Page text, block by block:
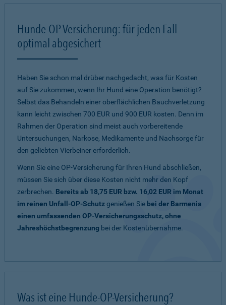
Hunde-OP-Versicherung: für jeden Fall
optimal abgesichert
Haben Sie schon mal drüber nachgedacht, was für Kosten
auf Sie zukommen, wenn Ihr Hund eine Operation benötigt?
Selbst das Behandeln einer oberflächlichen Bauchverletzung
kann leicht zwischen 700 EUR und 900 EUR kosten. Denn im
Rahmen der Operation sind meist auch vorbereitende
Untersuchungen, Narkose, Medikamente und Nachsorge für
den geliebten Vierbeiner erforderlich.
Wenn Sie eine OP-Versicherung für Ihren Hund abschließen,
müssen Sie sich über diese Kosten nicht mehr den Kopf
zerbrechen. Bereits ab 18,75 EUR bzw. 16,02 EUR im Monat
im reinen Unfall-OP-Schutzgenießen Sie bei der Barmenia
einen umfassenden OP-Versicherungsschutz, ohne
Jahreshöchstbegrenzung bei der Kostenübernahme.
Was ist eine Hunde-OP-Versicherung?